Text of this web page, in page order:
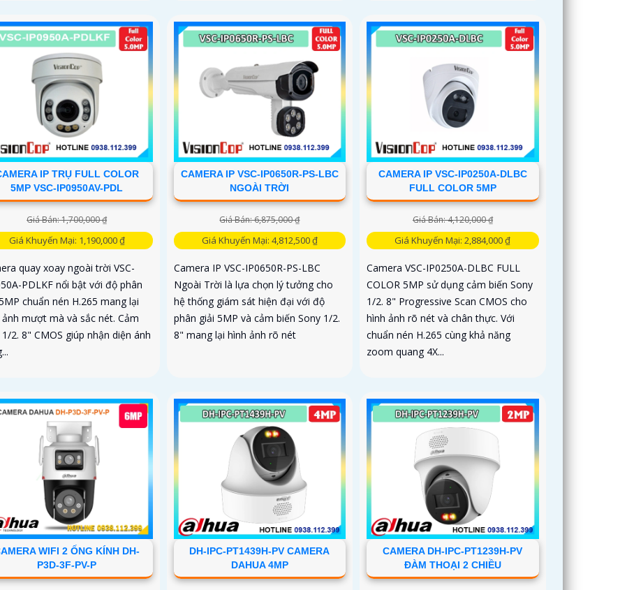
IP TRỤ FULL COLOR
5MP VSC-IP0950AV-PDL
Giá Bán: 1,700,000 ₫
Giá Khuyến Mại: 1,190,000 ₫
quay xoay ngoài trời VSC-
PDLKF nổi bật với độ phân
chuẩn nén H.265 mang lại
ảnh mượt mà và sắc nét. Cảm
2. 8" CMOS giúp nhận diện ánh
CAMERA IP VSC-IP0650R-PS-LBC
NGOÀI TRỜI
Giá Bán: 6,875,000 ₫
Giá Khuyến Mại: 4,812,500 ₫
Camera IP VSC-IP0650R-PS-LBC
Ngoài Trời là lựa chọn lý tưởng cho
hệ thống giám sát hiện đại với độ
phân giải 5MP và cảm biến Sony 1/2.
8" mang lại hình ảnh rõ nét
CAMERA IP VSC-IP0250A-DLBC
FULL COLOR 5MP
Giá Bán: 4,120,000 ₫
Giá Khuyến Mại: 2,884,000 ₫
Camera VSC-IP0250A-DLBC FULL
COLOR 5MP sử dụng cảm biến Sony
1/2. 8" Progressive Scan CMOS cho
hình ảnh rõ nét và chân thực. Với
chuẩn nén H.265 cùng khả năng
zoom quang 4X...
WIFI 2 ỐNG KÍNH DH-
P3D-3F-PV-P
DH-IPC-PT1439H-PV CAMERA
DAHUA 4MP
CAMERA DH-IPC-PT1239H-PV
ĐÀM THOẠI 2 CHIỀU